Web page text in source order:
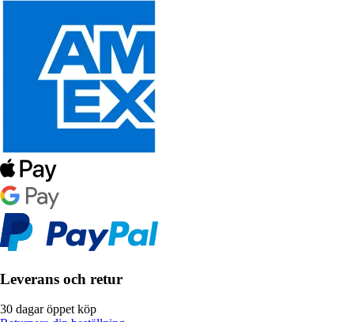
Leverans och retur
30 dagar öppet köp